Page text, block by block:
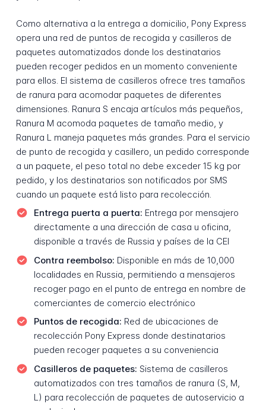
Como alternativa a la entrega a domicilio, Pony Express
opera una red de puntos de recogida y casilleros de
paquetes automatizados donde los destinatarios
pueden recoger pedidos en un momento conveniente
para ellos. El sistema de casilleros ofrece tres tamaños
de ranura para acomodar paquetes de diferentes
dimensiones. Ranura S encaja artículos más pequeños,
Ranura M acomoda paquetes de tamaño medio, y
Ranura L maneja paquetes más grandes. Para el servicio
de punto de recogida y casillero, un pedido corresponde
a un paquete, el peso total no debe exceder 15 kg por
pedido, y los destinatarios son notificados por SMS
cuando un paquete está listo para recolección.
Entrega puerta a puerta: Entrega por mensajero
directamente a una dirección de casa u oficina,
disponible a través de Russia y países de la CEI
Contra reembolso: Disponible en más de 10,000
localidades en Russia, permitiendo a mensajeros
recoger pago en el punto de entrega en nombre de
comerciantes de comercio electrónico
Puntos de recogida: Red de ubicaciones de
recolección Pony Express donde destinatarios
pueden recoger paquetes a su conveniencia
Casilleros de paquetes: Sistema de casilleros
automatizados con tres tamaños de ranura (S, M,
L) para recolección de paquetes de autoservicio a